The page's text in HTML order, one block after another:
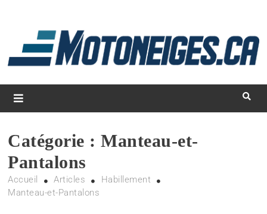
Magazine Motoneiges.ca
Catégorie :Manteau-et-
Pantalons
Accueil Articles
Habillement
Manteau-et-Pantalons